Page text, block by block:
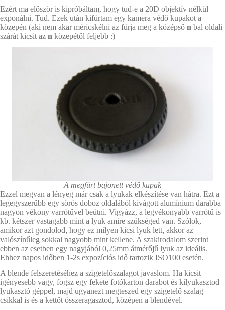
Ezért ma először is kipróbáltam, hogy tud-e a 20D objektív nélkül
exponálni. Tud. Ezek után kifúrtam egy kamera védő kupakot a
közepén (aki nem akar méricskélni az fúrja meg a középső n bal oldali
szárát kicsit az n közepétől feljebb :)
A megfúrt bajonett védő kupak
Ezzel megvan a lényeg már csak a lyukak elkészítése van hátra. Ezt a
legegyszerűbb egy sörös doboz oldalából kivágott alumínium darabba
nagyon vékony varrótűvel beütni. Vigyázz, a legvékonyabb varrótű is
kb. kétszer vastagabb mint a lyuk amire szükséged van. Szólok,
amikor azt gondolod, hogy ez milyen kicsi lyuk lett, akkor az
valószínűleg sokkal nagyobb mint kellene. A szakirodalom szerint
ebben az esetben egy nagyjából 0,25mm átmérőjű lyuk az ideális.
Ehhez napos időben 1-2s expozíciós idő tartozik ISO100 esetén.
A blende felszeretéséhez a szigetelőszalagot javaslom. Ha kicsit
igényesebb vagy, fogsz egy fekete fotókarton darabot és kilyukasztod
lyukasztó géppel, majd ugyanezt megteszed egy szigetelő szalag
csíkkal is és a kettőt összeragasztod, középen a blendével.